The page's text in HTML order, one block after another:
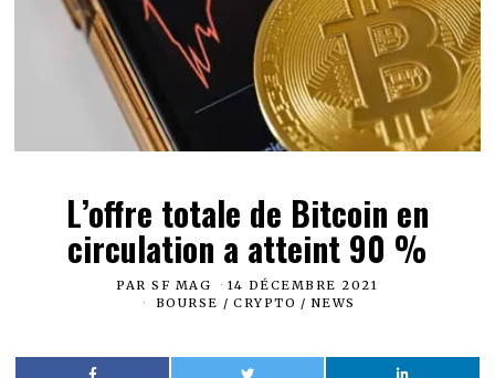
L’offre totale de Bitcoin en
circulation a atteint 90 %
PARSF MAG
14 DÉCEMBRE 2021
BOURSE / CRYPTO / NEWS